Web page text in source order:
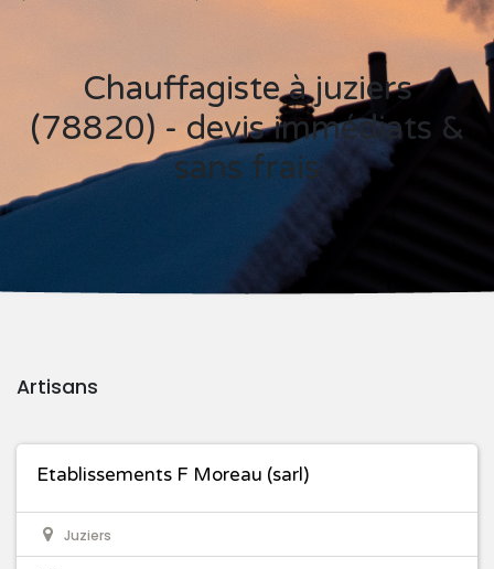
Chauffagiste à juziers
(78820) - devis immédiats &
sans frais
Artisans
Etablissements F Moreau (sarl)
Juziers